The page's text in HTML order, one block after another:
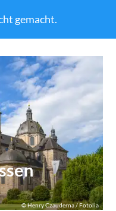
gemacht.
©Henry Czauderna / Fotolia